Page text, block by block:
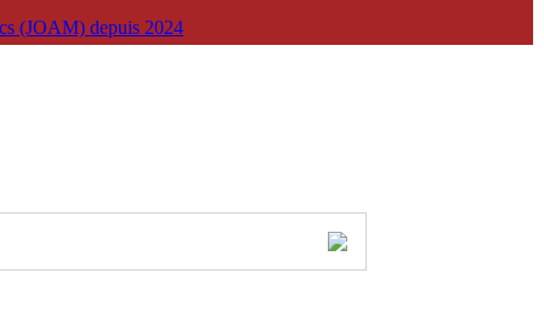
(JOAM) depuis 2024